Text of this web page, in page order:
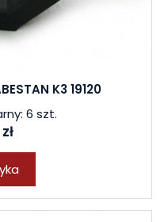
K3 19120
6 szt.